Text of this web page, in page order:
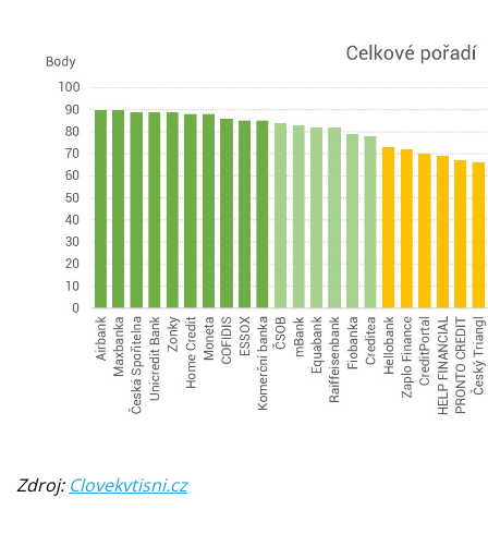
Zdroj: Clovekvtisni.cz